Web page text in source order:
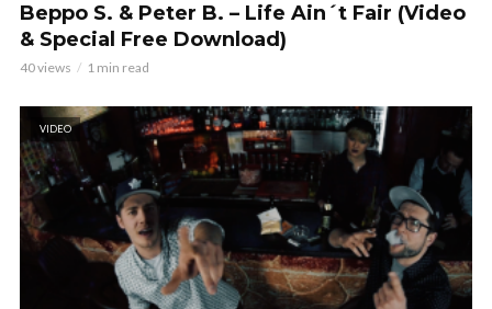
Beppo S. & Peter B. – Life Ain´t Fair (Video
& Special Free Download)
40 views 1 min read
VIDEO